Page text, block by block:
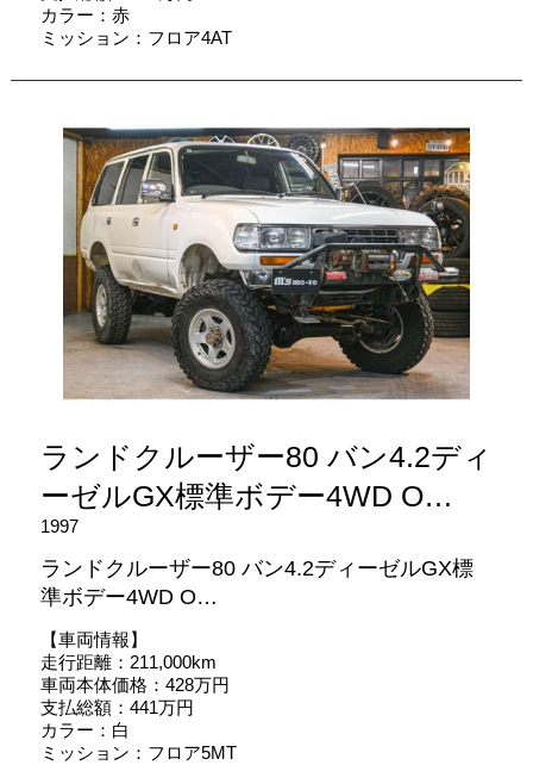
カラー：赤
ミッション：フロア4AT
ランドクルーザー80 バン4.2ディ
ーゼルGX標準ボデー4WD O…
1997
ランドクルーザー80 バン4.2ディーゼルGX標
準ボデー4WD O…
【車両情報】
走行距離：211,000km
車両本体価格：428万円
支払総額：441万円
カラー：白
ミッション：フロア5MT